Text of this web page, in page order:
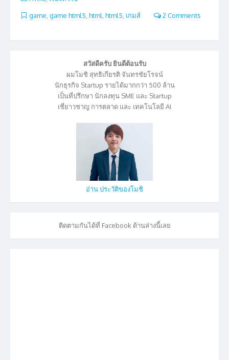
game game html5 html html5 เกมส์ 2 Comments
สวัสดีครับ ยินดีต้อนรับ
ผมโมชิ สุทธิเกียรติ จันทรชัยโรจน์
นักธุรกิจ Startup รายได้มากกว่า 500 ล้าน
เป็นที่ปรึกษา นักลงทุน SME และ Startup
เชี่ยาวชาญ การตลาด และ เทคโนโลยี AI
อ่าน ประวัติของโมชิ
ติดตามกันได้ที่ Facebook ด้านล่างนี้เลย